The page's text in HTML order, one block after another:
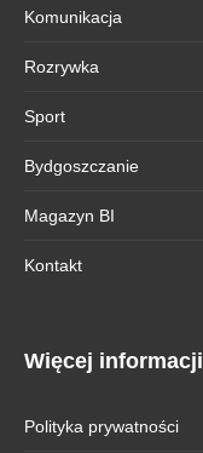
Komunikacja
Rozrywka
Sport
Bydgoszczanie
Magazyn BI
Kontakt
Więcej informacji
Polityka prywatności